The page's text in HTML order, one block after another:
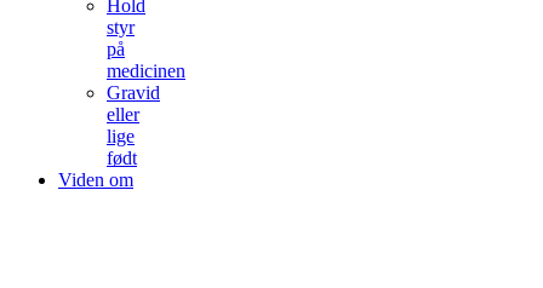
Hold
styr
på
medicinen
Gravid
eller
lige
født
Viden om